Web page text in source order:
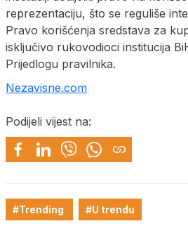
reprezentaciju, što se reguliše
Pravo korišćenja sredstava za
isključivo rukovodioci institucija
Prijedlogu pravilnika.
Nezavisne.com
Podijeli vijest na:
#Trending #U trendu